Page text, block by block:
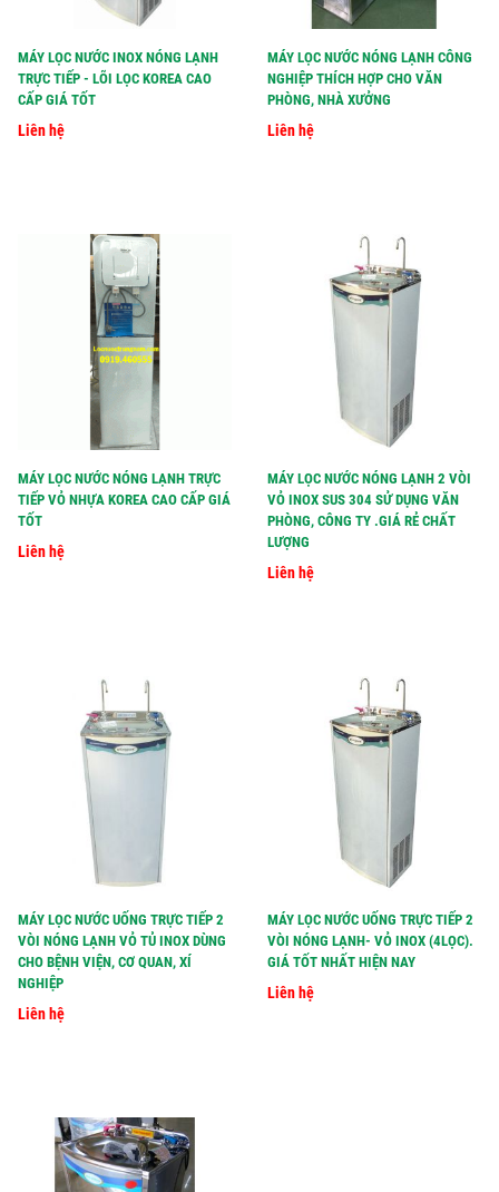
MÁY LỌC NƯỚC INOX NÓNG LẠNH
TRỰC TIẾP - LÕI LỌC KOREA CAO
CẤP GIÁ TỐT
Liên hệ
MÁY LỌC NƯỚC NÓNG LẠNH CÔNG
NGHIỆP THÍCH HỢP CHO VĂN
PHÒNG, NHÀ XƯỞNG
Liên hệ
MÁY LỌC NƯỚC NÓNG LẠNH TRỰC
TIẾP VỎ NHỰA KOREA CAO CẤP GIÁ
TỐT
Liên hệ
MÁY LỌC NƯỚC NÓNG LẠNH 2 VÒI
VỎ INOX SUS 304 SỬ DỤNG VĂN
PHÒNG, CÔNG TY .GIÁ RẺ CHẤT
LƯỢNG
Liên hệ
MÁY LỌC NƯỚC UỐNG TRỰC TIẾP 2
VÒI NÓNG LẠNH VỎ TỦ INOX DÙNG
CHO BỆNH VIỆN, CƠ QUAN, XÍ
NGHIỆP
Liên hệ
MÁY LỌC NƯỚC UỐNG TRỰC TIẾP 2
VÒI NÓNG LẠNH- VỎ INOX (4LỌC).
GIÁ TỐT NHẤT HIỆN NAY
Liên hệ